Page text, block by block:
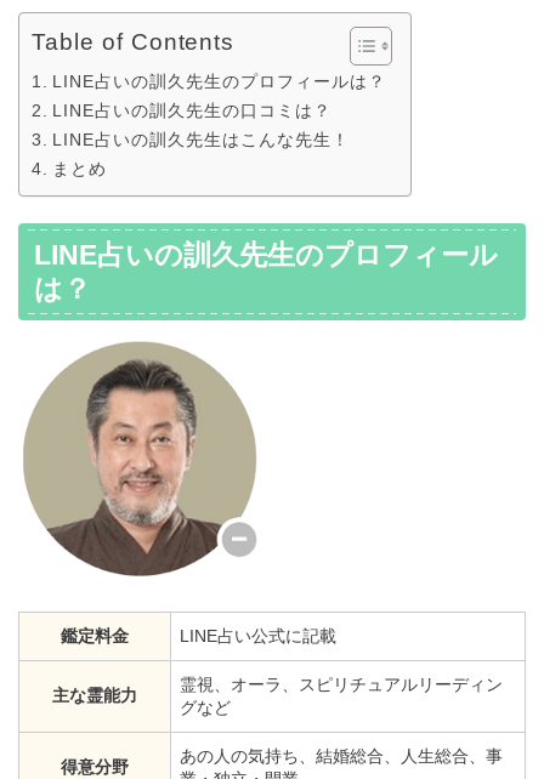
Table of Contents
LINE占いの訓久先生のプロフィールは？
LINE占いの訓久先生の口コミは？
LINE占いの訓久先生はこんな先生！
まとめ
LINE占いの訓久先生のプロフィール
は？
鑑定料金 LINE占い公式に記載
主な霊能力
霊視、オーラ、スピリチュアルリーディン
グなど
得意分野
あの人の気持ち、結婚総合、人生総合、事